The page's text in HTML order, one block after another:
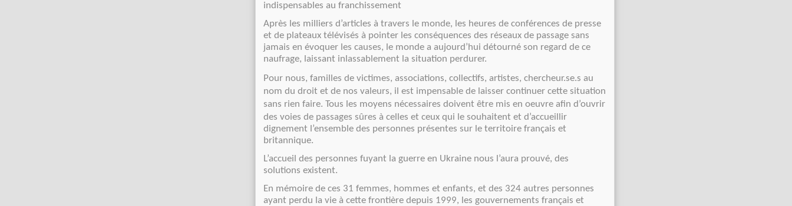
indispensables au franchissement
Après les milliers d’articles à travers le monde, les heures de conférences de presse
et de plateaux télévisés à pointer les conséquences des réseaux de passage sans
jamais en évoquer les causes, le monde a aujourd’hui détourné son regard de ce
naufrage, laissant inlassablement la situation perdurer.
Pour nous, familles de victimes, associations, collectifs, artistes, chercheur.se.s au
nom du droit et de nos valeurs, il est impensable de laisser continuer cette situation
sans rien faire. Tous les moyens nécessaires doivent être mis en oeuvre afin d’ouvrir
des voies de passages sûres à celles et ceux qui le souhaitent et d’accueillir
dignement l’ensemble des personnes présentes sur le territoire français et
britannique.
L’accueil des personnes fuyant la guerre en Ukraine nous l’aura prouvé, des
solutions existent.
En mémoire de ces 31 femmes, hommes et enfants, et des 324 autres personnes
ayant perdu la vie à cette frontière depuis 1999, les gouvernements français et